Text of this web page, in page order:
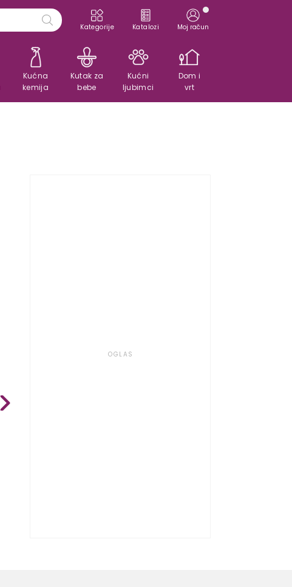
Kategorije Katalozi Moj račun
Kućna
kemija
Kutak za
bebe
Kućni
ljubimci
Dom i
vrt